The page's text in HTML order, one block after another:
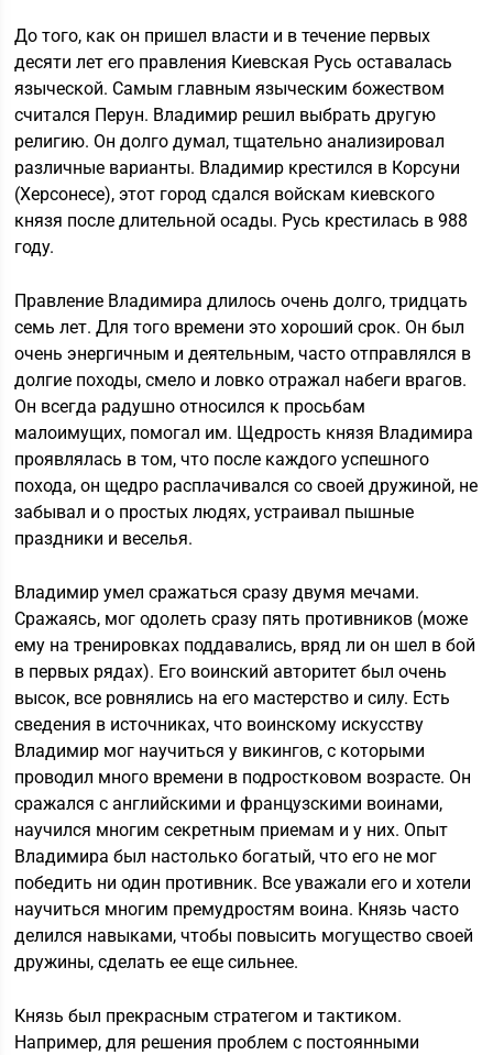
До того, как он пришел власти и в течение первых
десяти лет его правления Киевская Русь оставалась
языческой. Самым главным языческим божеством
считался Перун. Владимир решил выбрать другую
религию. Он долго думал, тщательно анализировал
различные варианты. Владимир крестился в Корсуни
(Херсонесе), этот город сдался войскам киевского
князя после длительной осады. Русь крестилась в 988
году.
Правление Владимира длилось очень долго, тридцать
семь лет. Для того времени это хороший срок. Он был
очень энергичным и деятельным, часто отправлялся в
долгие походы, смело и ловко отражал набеги врагов.
Он всегда радушно относился к просьбам
малоимущих, помогал им. Щедрость князя Владимира
проявлялась в том, что после каждого успешного
похода, он щедро расплачивался со своей дружиной, не
забывал и о простых людях, устраивал пышные
праздники и веселья.
Владимир умел сражаться сразу двумя мечами.
Сражаясь, мог одолеть сразу пять противников (може
ему на тренировках поддавались, вряд ли он шел в бой
в первых рядах). Его воинский авторитет был очень
высок, все ровнялись на его мастерство и силу. Есть
сведения в источниках, что воинскому искусству
Владимир мог научиться у викингов, с которыми
проводил много времени в подростковом возрасте. Он
сражался с английскими и французскими воинами,
научился многим секретным приемам и у них. Опыт
Владимира был настолько богатый, что его не мог
победить ни один противник. Все уважали его и хотели
научиться многим премудростям воина. Князь часто
делился навыками, чтобы повысить могущество своей
дружины, сделать ее еще сильнее.
Князь был прекрасным стратегом и тактиком.
Например, для решения проблем с постоянными